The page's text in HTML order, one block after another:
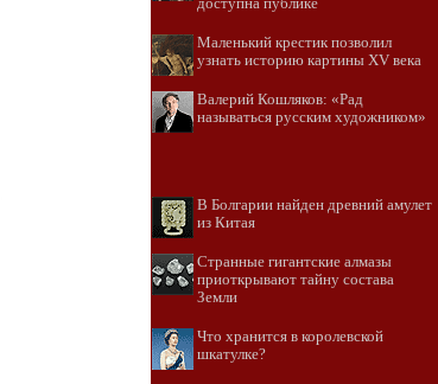
доступна публике
Маленький крестик позволил
узнать историю картины XV века
Валерий Кошляков: «Рад
называться русским художником»
В Болгарии найден древний амулет
из Китая
Странные гигантские алмазы
приоткрывают тайну состава
Земли
Что хранится в королевской
шкатулке?